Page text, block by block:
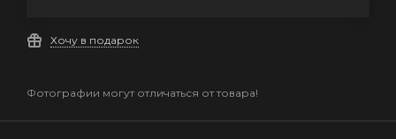
Хочу в подарок
Фотографии могут отличаться от товара!